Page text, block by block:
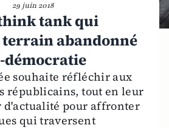
29 juin 2018
tank qui
terrain abandonné
démocratie
souhaite réfléchir aux
républicains, tout en leur
d'actualité pour affronter
qui traversent